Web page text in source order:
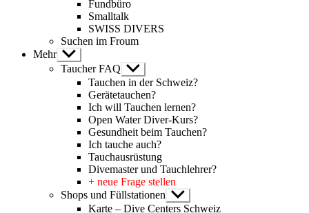
Fundbüro
Smalltalk
SWISS DIVERS
Suchen im Froum
Mehr Untermenü
anzeigen
Taucher FAQ Untermenü
anzeigen
Tauchen in der Schweiz?
Gerätetauchen?
Ich will Tauchen lernen?
Open Water Diver-Kurs?
Gesundheit beim Tauchen?
Ich tauche auch?
Tauchausrüstung
Divemaster und Tauchlehrer?
+ neue Frage stellen
Shops und Füllstationen Untermenü
anzeigen
Karte – Dive Centers Schweiz